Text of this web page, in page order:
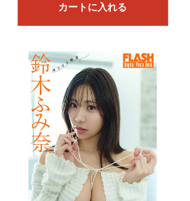
カートに入れる